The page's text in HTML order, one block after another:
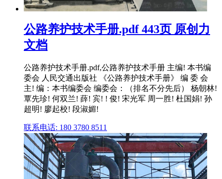
公路养护技术手册.pdf 443页 原创力
文档
公路养护技术手册.pdf,公路养护技术手册 主编! 本书编
委会 人民交通出版社 《公路养护技术手册》 编 委 会
主! 编：本书编委会 编委会：（排名不分先后） 杨朝林!
覃先珍! 何双兰! 薛! 宾! ! 俊! 宋光军 周一胜! 杜国娟! 孙
超明! 廖起校! 段淑媚!
联系电话: 180 3780 8511